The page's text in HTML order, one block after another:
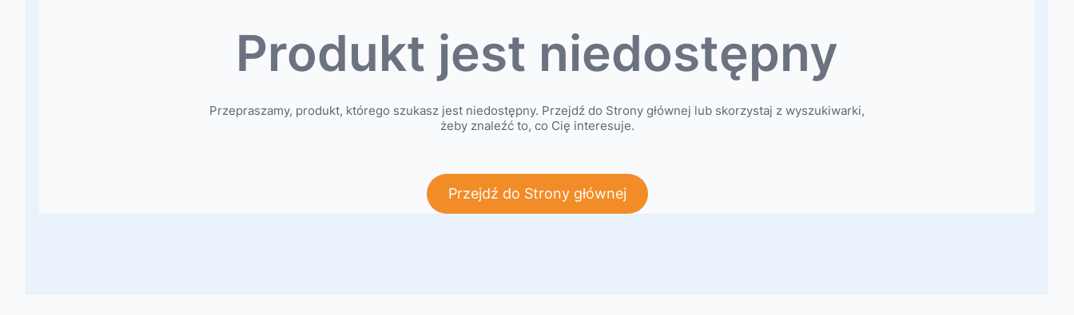
Produkt jest niedostępny
Przepraszamy, produkt, którego szukasz jest niedostępny. Przejdź do Strony głównej lub skorzystaj z wyszukiwarki,
żeby znaleźć to, co Cię interesuje.
Przejdź do Strony głównej